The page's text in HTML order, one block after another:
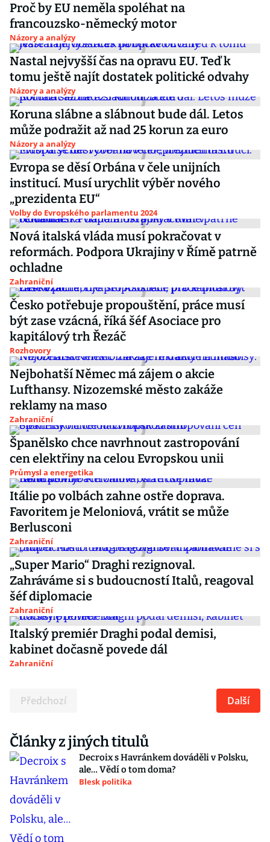
Proč by EU neměla spoléhat na
francouzsko-německý motor
Názory a analýzy
Nastal nejvyšší čas na opravu EU. Teď k
tomu ještě najít dostatek politické odvahy
Názory a analýzy
Koruna slábne a slábnout bude dál. Letos
může podražit až nad 25 korun za euro
Názory a analýzy
Evropa se děsí Orbána v čele unijních
institucí. Musí urychlit výběr nového
„prezidenta EU“
Volby do Evropského parlamentu 2024
Nová italská vláda musí pokračovat v
reformách. Podpora Ukrajiny v Římě patrně
ochladne
Zahraniční
Česko potřebuje propouštění, práce musí
být zase vzácná, říká šéf Asociace pro
kapitálový trh Řezáč
Rozhovory
Nejbohatší Němec má zájem o akcie
Lufthansy. Nizozemské město zakáže
reklamy na maso
Zahraniční
Španělsko chce navrhnout zastropování
cen elektřiny na celou Evropskou unii
Průmysl a energetika
Itálie po volbách zahne ostře doprava.
Favoritem je Meloniová, vrátit se může
Berlusconi
Zahraniční
„Super Mario“ Draghi rezignoval.
Zahráváme si s budoucností Italů, reagoval
šéf diplomacie
Zahraniční
Italský premiér Draghi podal demisi,
kabinet dočasně povede dál
Zahraniční
Předchozí Další
Články z jiných titulů
Decroix s Havránkem dováděli v Polsku,
ale… Vědí o tom doma?
Blesk politika